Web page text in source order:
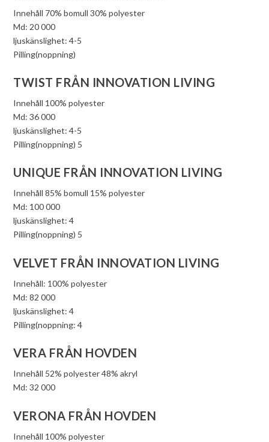
Innehåll 70% bomull 30% polyester
Md: 20 000
ljuskänslighet: 4-5
Pilling(noppning)
TWIST FRÅN INNOVATION LIVING
Innehåll 100% polyester
Md: 36 000
ljuskänslighet: 4-5
Pilling(noppning) 5
UNIQUE FRÅN INNOVATION LIVING
Innehåll 85% bomull 15% polyester
Md: 100 000
ljuskänslighet: 4
Pilling(noppning) 5
VELVET FRÅN INNOVATION LIVING
Innehåll: 100% polyester
Md: 82 000
ljuskänslighet: 4
Pilling(noppning: 4
VERA FRÅN HOVDEN
Innehåll 52% polyester 48% akryl
Md: 32 000
VERONA FRÅN HOVDEN
Innehåll 100% polyester